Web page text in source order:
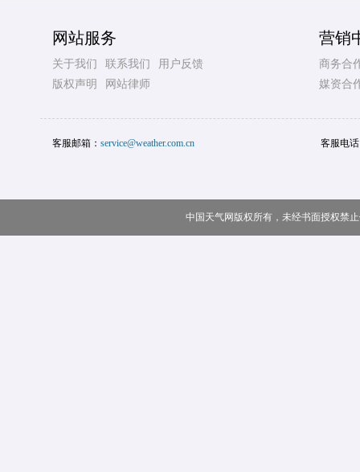
网站服务
关于我们 联系我们
用户反馈
版权声明
网站律师
营销
商务合
媒资合
客服邮箱： service@weather.com.cn 客服电
中国天气网版权所有，未经书面授权